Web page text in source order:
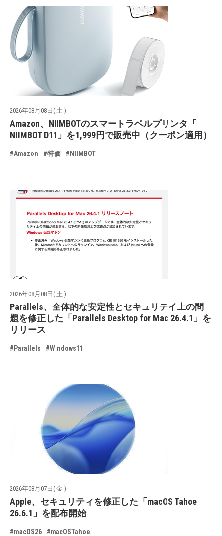
2026年08月08日( 土 )
Amazon、NIIMBOTのスマートラベルプリンタ「
NIIMBOT D11」を1,999円で販売中（クーポン適用）
#Amazon #特価 #NIIMBOT
2026年08月08日( 土 )
Parallels、全体的な安定性とセキュリテイ上の問
題を修正した「Parallels Desktop for Mac 26.4.1」を
リリース
#Parallels #Windows11
2026年08月07日( 金 )
Apple、セキュリティを修正した「macOS Tahoe
26.6.1」を配布開始
#macOS26 #macOSTahoe